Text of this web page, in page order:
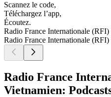
Scannez le code,
Téléchargez l’app,
Écoutez.
Radio France Internationale
Radio France Internationale
Radio France
Vietnamien: